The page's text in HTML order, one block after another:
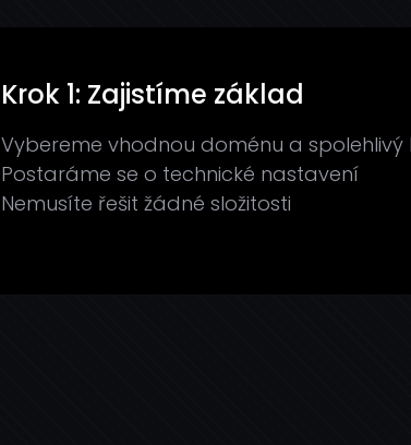
Krok 1: Zajistíme základ
Vybereme vhodnou doménu a spolehlivý
Postaráme se o technické nastavení
Nemusíte řešit žádné složitosti